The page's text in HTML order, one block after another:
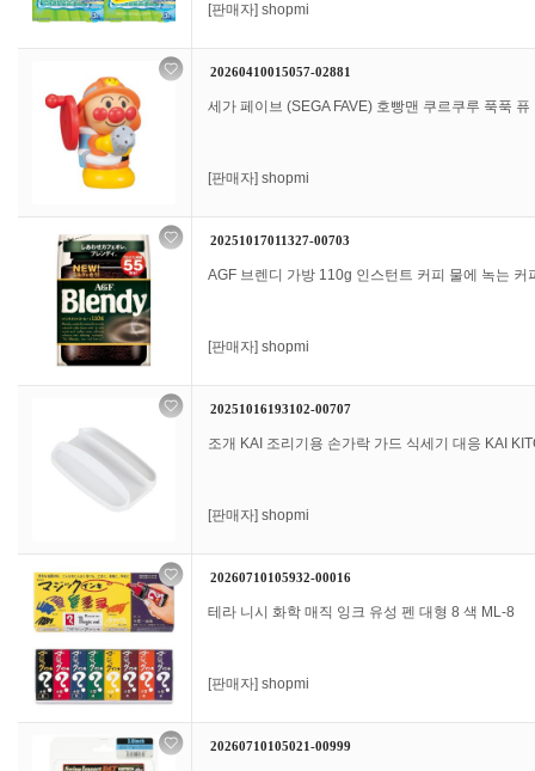
[판매자] shopmi
20260410015057-02881
세가 페이브 (SEGA FAVE) 호빵맨 쿠르쿠루 푹푹 퓨
[판매자] shopmi
20251017011327-00703
AGF 브렌디 가방 110g 인스턴트 커피 물에 녹는 커
[판매자] shopmi
20251016193102-00707
조개 KAI 조리기용 손가락 가드 식세기 대응 KAI
[판매자] shopmi
20260710105932-00016
테라 니시 화학 매직 잉크 유성 펜 대형 8 색 ML-8
[판매자] shopmi
20260710105021-00999